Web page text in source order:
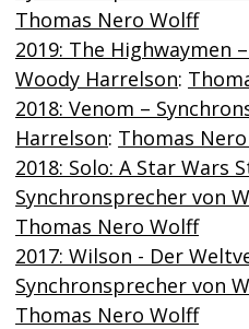
Thomas Nero Wolff
2019: The Highwaymen
Woody Harrelson:
2018: Venom –
Harrelson: Thomas
2018: Solo: A Star Wars
Synchronsprecher von
Thomas Nero Wolff
2017: Wilson - Der
Synchronsprecher von
Thomas Nero Wolff